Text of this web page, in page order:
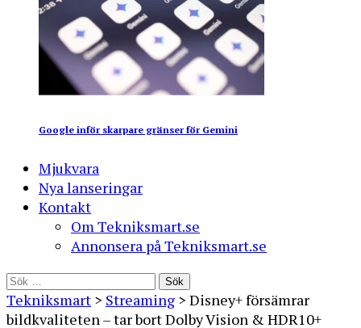
Google inför skarpare gränser för Gemini
Mjukvara
Nya lanseringar
Kontakt
Om Tekniksmart.se
Annonsera på Tekniksmart.se
Sök
efter:
Tekniksmart > Streaming > Disney+ försämrar
bildkvaliteten – tar bort Dolby Vision & HDR10+